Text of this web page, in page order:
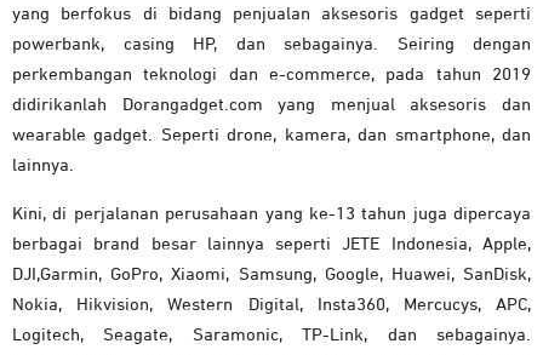
yang berfokus di bidang penjualan aksesoris gadget seperti
powerbank, casing HP, dan sebagainya. Seiring dengan
perkembangan teknologi dan e-commerce, pada tahun 2019
didirikanlah Dorangadget.com yang menjual aksesoris dan
wearable gadget. Seperti drone, kamera, dan smartphone, dan
lainnya.
Kini, di perjalanan perusahaan yang ke-13 tahun juga dipercaya
berbagai brand besar lainnya seperti JETE Indonesia, Apple,
DJI,Garmin, GoPro, Xiaomi, Samsung, Google, Huawei, SanDisk,
Nokia, Hikvision, Western Digital, Insta360, Mercucys, APC,
Logitech, Seagate, Saramonic, TP-Link, dan sebagainya.